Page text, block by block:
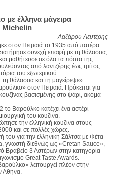
με έλληνα μάγειρα
Michelin
Λαζάρου Λευτέρης
στον Πειραιά το 1935 από πατέρα
συνεχή επαφή με τη θάλασσα,
μαθήτευσε σε όλα τα πόστα της
από λαντζέρης έως τρίτος
του εξωτερικού.
θάλασσα και τη μαγείρεψε»
στον Πειραιά. Πρόκειται για
βασισμένης στο ψάρι, ακόμα
Βαρούλκο κατέχει ένα αστέρι
του κουζίνα.
την ελληνική κουζίνα στους
και σε πολλές χώρες.
για την ελληνική Σάλτσα με Φέτα
γνωστή διεθνώς ως «Cretan Sauce»,
Βραβείο 3 Αστέρων στην κατηγορία
Great Taste Awards.
λειτουργεί πλέον στην
Αθήνα.